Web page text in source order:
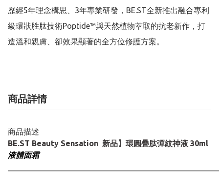
歷經5年理念構思、3年專業研發，BE.ST全新推出融合專利
級環狀胜肽技術Poptide™與天然植物萃取的抗老新作，打
商品詳情
商品描述
BE.ST Beauty Sensation 新品】環圓疊肽彈紋神液 30ml
液體面霜